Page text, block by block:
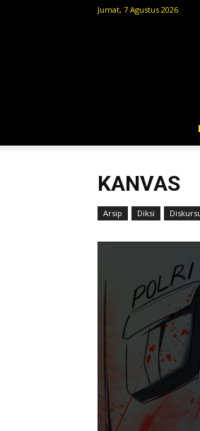
Jumat, 7 Agustus 2026
KANVAS
Arsip Diksi